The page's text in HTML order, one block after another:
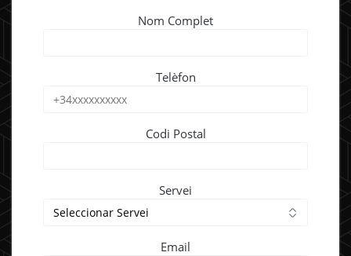
Nom Complet
Telèfon
Codi Postal
Servei
Email